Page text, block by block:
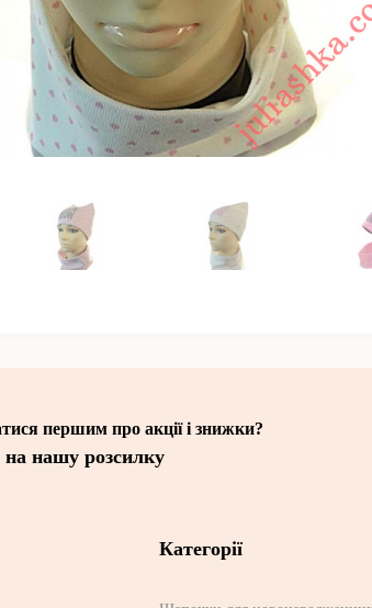
першим про акції і знижки?
нашу розсилку
Категорії